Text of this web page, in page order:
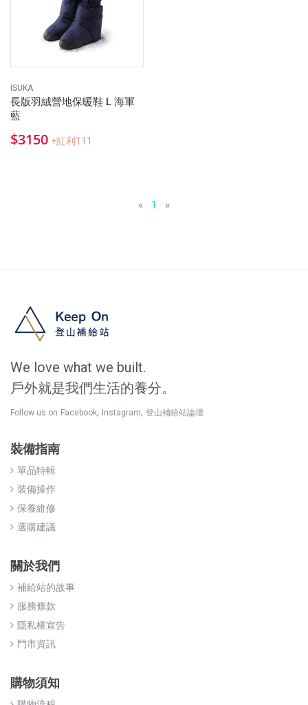
ISUKA
長版羽絨營地保暖鞋 L 海軍
藍
$3150 +紅利111
« 1 »
We love what we built.
戶外就是我們生活的養分。
Follow us on Facebook, Instagram, 登山補給站論壇
裝備指南
單品特輯
裝備操作
保養維修
選購建議
關於我們
補給站的故事
服務條款
隱私權宣告
門市資訊
購物須知